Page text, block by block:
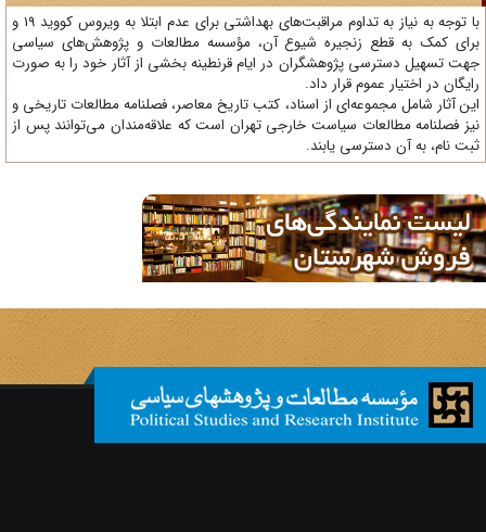
با توجه به نیاز به تداوم مراقبت‌های بهداشتی برای عدم ابتلا به ویروس کووید 19 و
کمک به قطع زنجیره شیوع آن، مؤسسه مطالعات و پژوهش‌های سیاسی
تسهیل دسترسی پژوهشگران در ایام قرنطینه بخشی از آثار خود را به صورت
در اختیار عموم قرار داد.
آثار شامل مجموعه‌ای از اسناد، کتب تاریخ معاصر، فصلنامه‌ مطالعات تاریخی و
فصلنامه مطالعات سیاست خارجی تهران است که علاقه‌مندان می‌توانند پس از
نام، به آن دسترسی یابند.